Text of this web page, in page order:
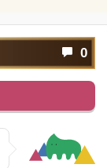
0